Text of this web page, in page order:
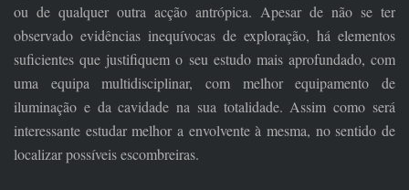
ou de qualquer outra acção antrópica. Apesar de não se ter
observado evidências inequívocas de exploração, há elementos
suficientes que justifiquem o seu estudo mais aprofundado, com
uma equipa multidisciplinar, com melhor equipamento de
iluminação e da cavidade na sua totalidade. Assim como será
interessante estudar melhor a envolvente à mesma, no sentido de
localizar possíveis escombreiras.